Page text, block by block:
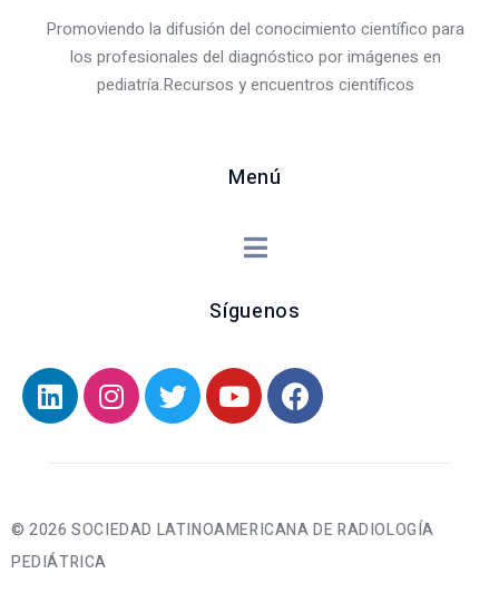
Promoviendo la difusión del conocimiento científico para
los profesionales del diagnóstico por imágenes en
pediatría.Recursos y encuentros científicos
Menú
Síguenos
© 2026 SOCIEDAD LATINOAMERICANA DE RADIOLOGÍA
PEDIÁTRICA